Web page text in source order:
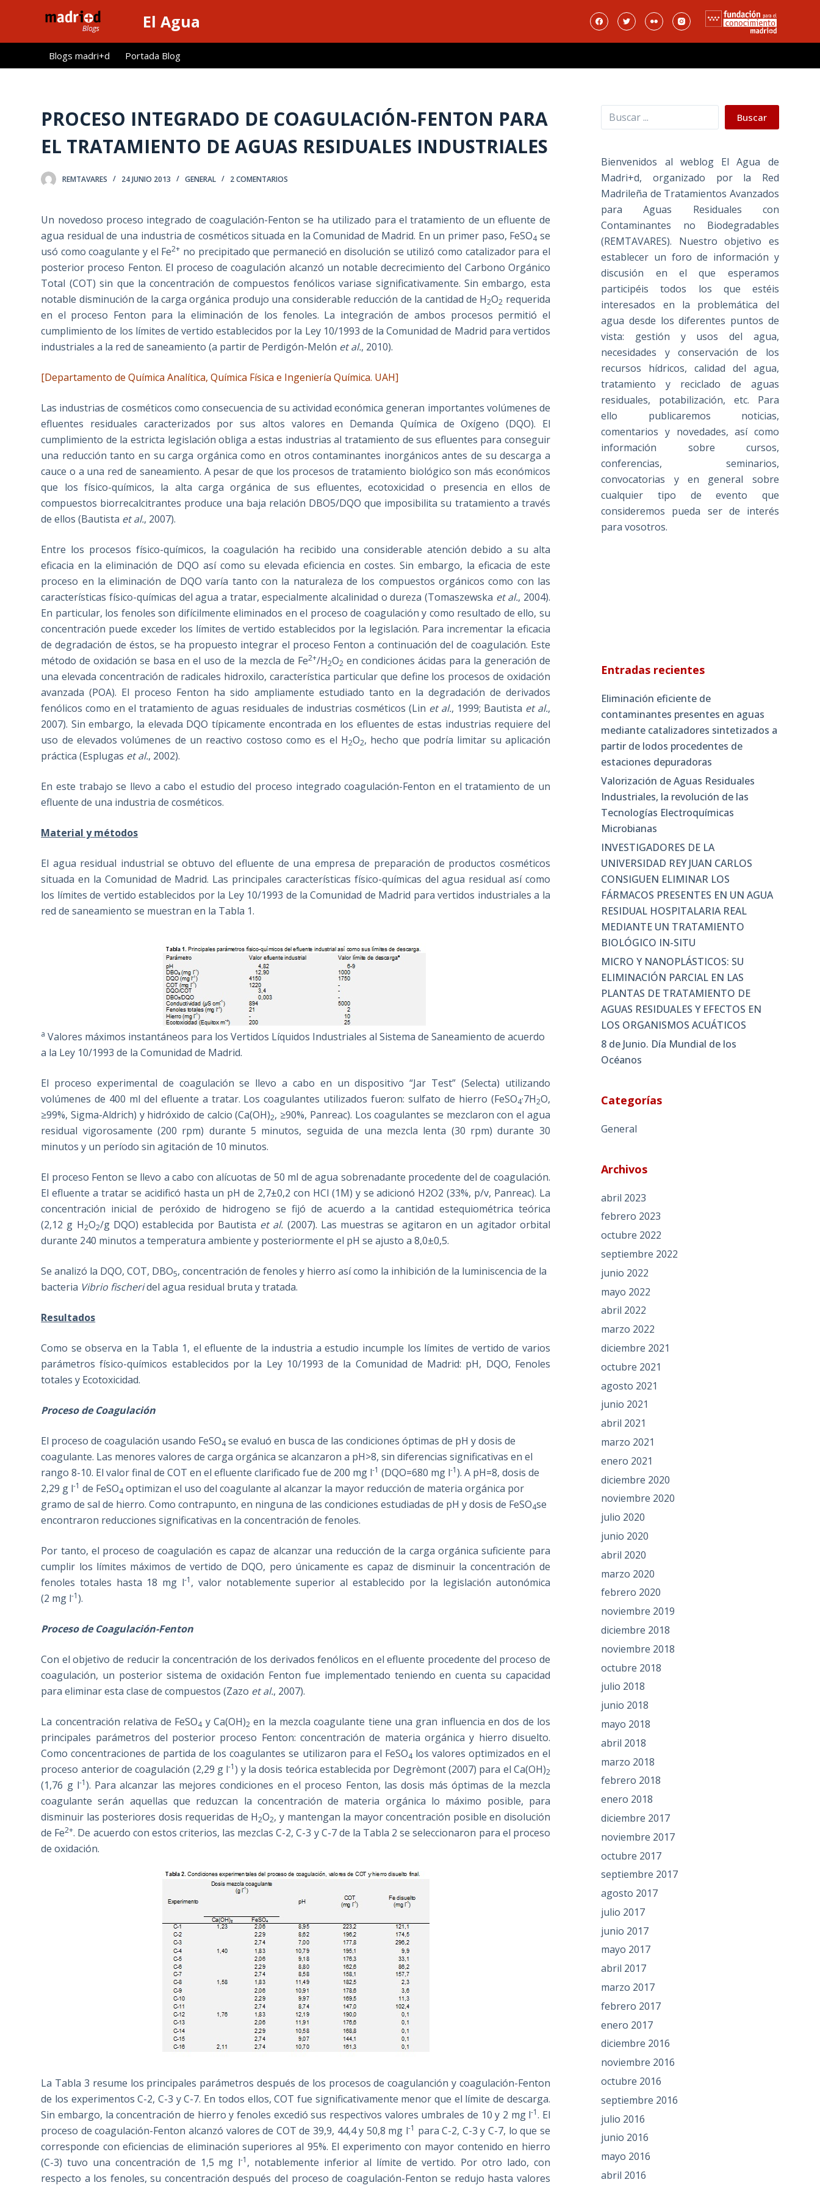
l
El Agua
Blogs madri+d Portada Blog
PROCESO INTEGRADO DE COAGULACIÓN-FENTON PARA
EL TRATAMIENTO DE AGUAS RESIDUALES INDUSTRIALES
REMTAVARES 24 JUNIO 2013 GENERAL 2 COMENTARIOS
Un novedoso proceso integrado de coagulación-Fenton se ha utilizado para el tratamiento de un efluente de
agua residual de una industria de cosméticos situada en la Comunidad de Madrid. En un primer paso, FeSO4se
usó como coagulante y el Fe2+ no precipitado que permaneció en disolución se utilizó como catalizador para el
posterior proceso Fenton. El proceso de coagulación alcanzó un notable decrecimiento del Carbono Orgánico
Total (COT) sin que la concentración de compuestos fenólicos variase significativamente. Sin embargo, esta
notable disminución de la carga orgánica produjo una considerable reducción de la cantidad de H2O2 requerida
en el proceso Fenton para la eliminación de los fenoles. La integración de ambos procesos permitió el
cumplimiento de los límites de vertido establecidos por la Ley 10/1993 de la Comunidad de Madrid para vertidos
industriales a la red de saneamiento (a partir de Perdigón-Melón et al., 2010).
[Departamento de Química Analítica, Química Física e Ingeniería Química. UAH]
Las industrias de cosméticos como consecuencia de su actividad económica generan importantes volúmenes de
efluentes residuales caracterizados por sus altos valores en Demanda Química de Oxígeno (DQO). El
cumplimiento de la estricta legislación obliga a estas industrias al tratamiento de sus efluentes para conseguir
una reducción tanto en su carga orgánica como en otros contaminantes inorgánicos antes de su descarga a
cauce o a una red de saneamiento. A pesar de que los procesos de tratamiento biológico son más económicos
que los físico-químicos, la alta carga orgánica de sus efluentes, ecotoxicidad o presencia en ellos de
compuestos biorrecalcitrantes produce una baja relación DBO5/DQO que imposibilita su tratamiento a través
de ellos (Bautista et al., 2007).
Entre los procesos físico-químicos, la coagulación ha recibido una considerable atención debido a su alta
eficacia en la eliminación de DQO así como su elevada eficiencia en costes. Sin embargo, la eficacia de este
proceso en la eliminación de DQO varía tanto con la naturaleza de los compuestos orgánicos como con las
características físico-químicas del agua a tratar, especialmente alcalinidad o dureza (Tomaszewska et al., 2004).
En particular, los fenoles son difícilmente eliminados en el proceso de coagulación y como resultado de ello, su
concentración puede exceder los límites de vertido establecidos por la legislación. Para incrementar la eficacia
de degradación de éstos, se ha propuesto integrar el proceso Fenton a continuación del de coagulación. Este
método de oxidación se basa en el uso de la mezcla de Fe2+/H2O2 en condiciones ácidas para la generación de
una elevada concentración de radicales hidroxilo, característica particular que define los procesos de oxidación
avanzada (POA). El proceso Fenton ha sido ampliamente estudiado tanto en la degradación de derivados
fenólicos como en el tratamiento de aguas residuales de industrias cosméticos (Lin et al., 1999; Bautista et al.,
2007). Sin embargo, la elevada DQO típicamente encontrada en los efluentes de estas industrias requiere del
uso de elevados volúmenes de un reactivo costoso como es el H2O2, hecho que podría limitar su aplicación
práctica (Esplugas et al., 2002).
En este trabajo se llevo a cabo el estudio del proceso integrado coagulación-Fenton en el tratamiento de un
efluente de una industria de cosméticos.
Material y métodos
El agua residual industrial se obtuvo del efluente de una empresa de preparación de productos cosméticos
situada en la Comunidad de Madrid. Las principales características físico-químicas del agua residual así como
los límites de vertido establecidos por la Ley 10/1993 de la Comunidad de Madrid para vertidos industriales a la
red de saneamiento se muestran en la Tabla 1.
a Valores máximos instantáneos para los Vertidos Líquidos Industriales al Sistema de Saneamiento de acuerdo
a la Ley 10/1993 de la Comunidad de Madrid.
El proceso experimental de coagulación se llevo a cabo en un dispositivo “Jar Test” (Selecta) utilizando
volúmenes de 400 ml del efluente a tratar. Los coagulantes utilizados fueron: sulfato de hierro (FeSO4·7H2O,
≥99%, Sigma-Aldrich) y hidróxido de calcio (Ca(OH)2, ≥90%, Panreac). Los coagulantes se mezclaron con el agua
residual vigorosamente (200 rpm) durante 5 minutos, seguida de una mezcla lenta (30 rpm) durante 30
minutos y un período sin agitación de 10 minutos.
El proceso Fenton se llevo a cabo con alícuotas de 50 ml de agua sobrenadante procedente del de coagulación.
El efluente a tratar se acidificó hasta un pH de 2,7±0,2 con HCl (1M) y se adicionó H2O2 (33%, p/v, Panreac). La
concentración inicial de peróxido de hidrogeno se fijó de acuerdo a la cantidad estequiométrica teórica
(2,12 g H2O2/g DQO) establecida por Bautista et al. (2007). Las muestras se agitaron en un agitador orbital
durante 240 minutos a temperatura ambiente y posteriormente el pH se ajusto a 8,0±0,5.
Se analizó la DQO, COT, DBO5, concentración de fenoles y hierro así como la inhibición de la luminiscencia de la
bacteria Vibrio fischeridel agua residual bruta y tratada.
Resultados
Como se observa en la Tabla 1, el efluente de la industria a estudio incumple los límites de vertido de varios
parámetros físico-químicos establecidos por la Ley 10/1993 de la Comunidad de Madrid: pH, DQO, Fenoles
totales y Ecotoxicidad.
Proceso de Coagulación
El proceso de coagulación usando FeSO4se evaluó en busca de las condiciones óptimas de pH y dosis de
coagulante. Las menores valores de carga orgánica se alcanzaron a pH>8, sin diferencias significativas en el
rango 8-10. El valor final de COT en el efluente clarificado fue de 200 mg l-1 (DQO=680 mg l-1). A pH=8, dosis de
2,29 g l-1 de FeSO4optimizan el uso del coagulante al alcanzar la mayor reducción de materia orgánica por
gramo de sal de hierro. Como contrapunto, en ninguna de las condiciones estudiadas de pH y dosis de FeSO4se
encontraron reducciones significativas en la concentración de fenoles.
Por tanto, el proceso de coagulación es capaz de alcanzar una reducción de la carga orgánica suficiente para
cumplir los límites máximos de vertido de DQO, pero únicamente es capaz de disminuir la concentración de
fenoles totales hasta 18 mg l-1 , valor notablemente superior al establecido por la legislación autonómica
(2 mg l-1).
Proceso de Coagulación-Fenton
Con el objetivo de reducir la concentración de los derivados fenólicos en el efluente procedente del proceso de
coagulación, un posterior sistema de oxidación Fenton fue implementado teniendo en cuenta su capacidad
para eliminar esta clase de compuestos (Zazo et al., 2007).
La concentración relativa de FeSO4y Ca(OH)2 en la mezcla coagulante tiene una gran influencia en dos de los
principales parámetros del posterior proceso Fenton: concentración de materia orgánica y hierro disuelto.
Como concentraciones de partida de los coagulantes se utilizaron para el FeSO4los valores optimizados en el
proceso anterior de coagulación (2,29 g l-1) y la dosis teórica establecida por Degrèmont (2007) para el Ca(OH)2
(1,76 g l-1). Para alcanzar las mejores condiciones en el proceso Fenton, las dosis más óptimas de la mezcla
coagulante serán aquellas que reduzcan la concentración de materia orgánica lo máximo posible, para
disminuir las posteriores dosis requeridas de H2O2, y mantengan la mayor concentración posible en disolución
de Fe2+. De acuerdo con estos criterios, las mezclas C-2, C-3 y C-7 de la Tabla 2 se seleccionaron para el proceso
de oxidación.
La Tabla 3 resume los principales parámetros después de los procesos de coagulanción y coagulación-Fenton
de los experimentos C-2, C-3 y C-7. En todos ellos, COT fue significativamente menor que el límite de descarga.
Sin embargo, la concentración de hierro y fenoles excedió sus respectivos valores umbrales de 10 y 2 mg l-1. El
proceso de coagulación-Fenton alcanzó valores de COT de 39,9, 44,4 y 50,8 mg l-1 para C-2, C-3 y C-7, lo que se
corresponde con eficiencias de eliminación superiores al 95%. El experimento con mayor contenido en hierro
(C-3) tuvo una concentración de 1,5 mg l-1 , notablemente inferior al límite de vertido. Por otro lado, con
respecto a los fenoles, su concentración después del proceso de coagulación-Fenton se redujo hasta valores
Buscar Buscar
Bienvenidos al weblog El Agua de
Madri+d, organizado por la Red
Madrileña de Tratamientos Avanzados
para Aguas Residuales con
Contaminantes no Biodegradables
(REMTAVARES). Nuestro objetivo es
establecer un foro de información y
discusión en el que esperamos
participéis todos los que estéis
interesados en la problemática del
agua desde los diferentes puntos de
vista: gestión y usos del agua,
necesidades y conservación de los
recursos hídricos, calidad del agua,
tratamiento y reciclado de aguas
residuales, potabilización, etc. Para
ello publicaremos noticias,
comentarios y novedades, así como
información sobre cursos,
conferencias, seminarios,
convocatorias y en general sobre
cualquier tipo de evento que
consideremos pueda ser de interés
para vosotros.
Entradas recientes
Eliminación eficiente de
contaminantes presentes en aguas
mediante catalizadores sintetizados a
partir de lodos procedentes de
estaciones depuradoras
Valorización de Aguas Residuales
Industriales, la revolución de las
Tecnologías Electroquímicas
Microbianas
INVESTIGADORES DE LA
UNIVERSIDAD REY JUAN CARLOS
CONSIGUEN ELIMINAR LOS
FÁRMACOS PRESENTES EN UN AGUA
RESIDUAL HOSPITALARIA REAL
MEDIANTE UN TRATAMIENTO
BIOLÓGICO IN-SITU
MICRO Y NANOPLÁSTICOS: SU
ELIMINACIÓN PARCIAL EN LAS
PLANTAS DE TRATAMIENTO DE
AGUAS RESIDUALES Y EFECTOS EN
LOS ORGANISMOS ACUÁTICOS
8 de Junio. Día Mundial de los
Océanos
Categorías
General
Archivos
abril 2023
febrero 2023
octubre 2022
septiembre 2022
junio 2022
mayo 2022
abril 2022
marzo 2022
diciembre 2021
octubre 2021
agosto 2021
junio 2021
abril 2021
marzo 2021
enero 2021
diciembre 2020
noviembre 2020
julio 2020
junio 2020
abril 2020
marzo 2020
febrero 2020
noviembre 2019
diciembre 2018
noviembre 2018
octubre 2018
julio 2018
junio 2018
mayo 2018
abril 2018
marzo 2018
febrero 2018
enero 2018
diciembre 2017
noviembre 2017
octubre 2017
septiembre 2017
agosto 2017
julio 2017
junio 2017
mayo 2017
abril 2017
marzo 2017
febrero 2017
enero 2017
diciembre 2016
noviembre 2016
octubre 2016
septiembre 2016
julio 2016
junio 2016
mayo 2016
abril 2016